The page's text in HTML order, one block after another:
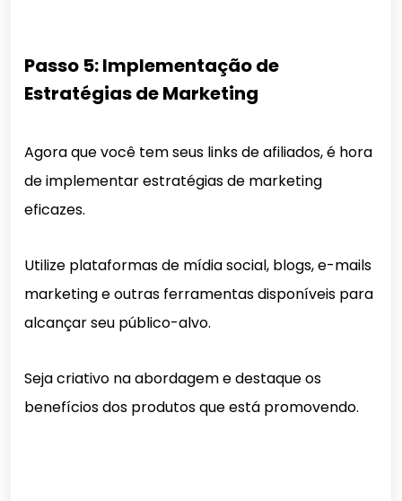
Passo 5: Implementação de
Estratégias de Marketing
Agora que você tem seus links de afiliados, é hora
de implementar estratégias de marketing
eficazes.
Utilize plataformas de mídia social, blogs, e-mails
marketing e outras ferramentas disponíveis para
alcançar seu público-alvo.
Seja criativo na abordagem e destaque os
benefícios dos produtos que está promovendo.